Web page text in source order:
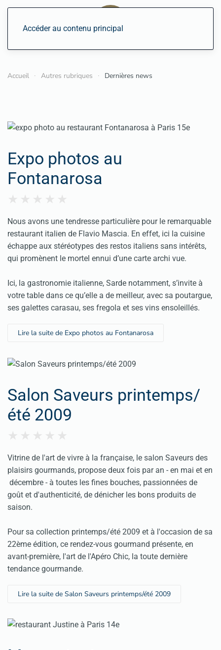
Accéder au contenu principal
Accueil Autres rubriques Dernières news
Expo photos au
Fontanarosa
Nous avons une tendresse particulière pour le remarquable
restaurant italien de Flavio Mascia. En effet, ici la cuisine
échappe aux stéréotypes des restos italiens sans intérêts,
qui promènent le mortel ennui d’une carte archi vue.
Ici, la gastronomie italienne, Sarde notamment, s’invite à
votre table dans ce qu’elle a de meilleur, avec sa poutargue,
ses galettes carasau, ses fregola et ses vins ensoleillés.
Lire la suite de Expo photos au Fontanarosa
Salon Saveurs printemps/
été 2009
Vitrine de l'art de vivre à la française, le salon Saveurs des
plaisirs gourmands, propose deux fois par an - en mai et en
décembre - à toutes les fines bouches, passionnées de
goût et d'authenticité, de dénicher les bons produits de
saison.
Pour sa collection printemps/été 2009 et à l'occasion de sa
22ème édition, ce rendez-vous gourmand présente, en
avant-première, l'art de l'Apéro Chic, la toute dernière
tendance gourmande.
Lire la suite de Salon Saveurs printemps/été 2009